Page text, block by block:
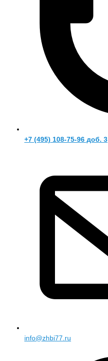
+7 (495) 108-75-96 доб. 3
info@zhbi77.ru